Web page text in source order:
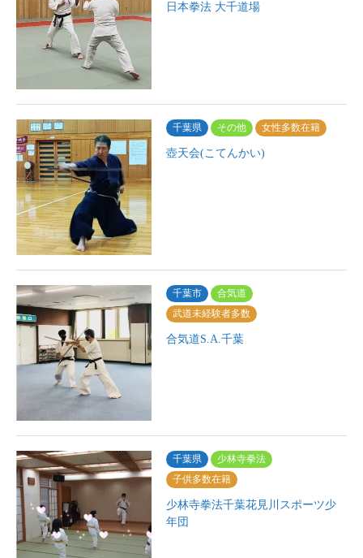
日本拳法 大千道場
千葉県 その他 女性多数在籍
壺天会(こてんかい)
千葉市
合気道
武道未経験者多数
合気道S.A.千葉
千葉県
少林寺拳法
子供多数在籍
少林寺拳法千葉花見川スポーツ少
年団